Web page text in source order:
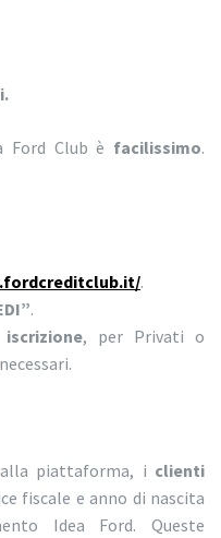
Ford Club è facilissimo.
.
.
, per Privati o
piattaforma, i clienti
fiscale e anno di nascita
Idea Ford. Queste